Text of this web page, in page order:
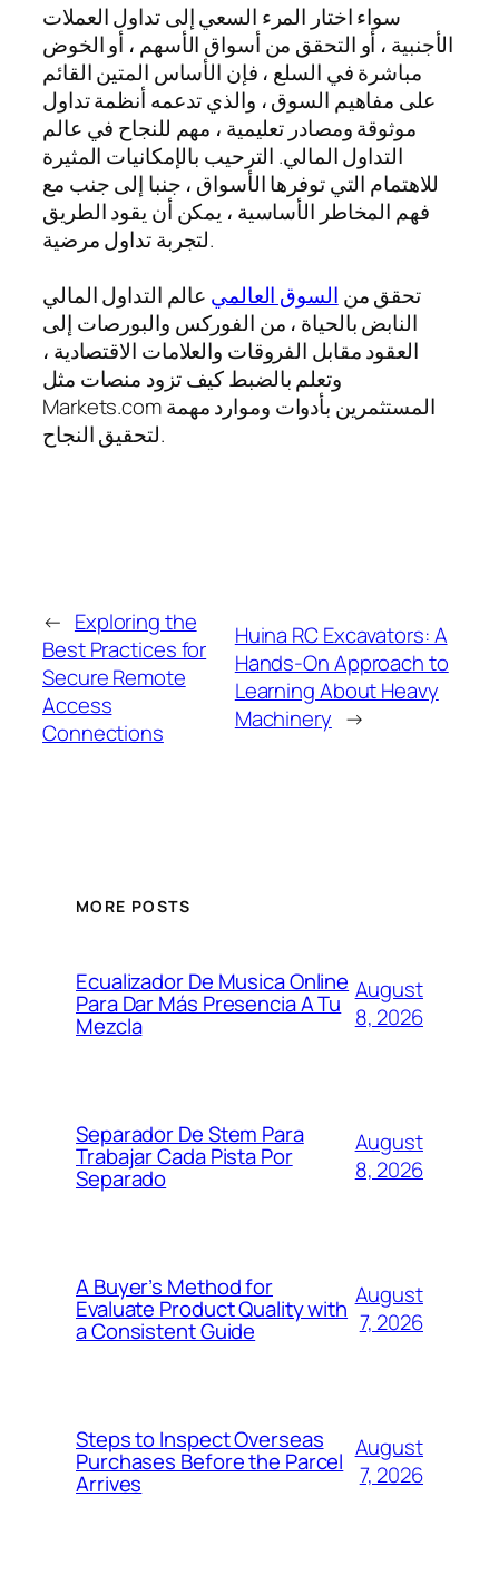
سواء اختار المرء السعي إلى تداول العملات
الأجنبية ، أو التحقق من أسواق الأسهم ، أو الخوض
مباشرة في السلع ، فإن الأساس المتين القائم
على مفاهيم السوق ، والذي تدعمه أنظمة تداول
موثوقة ومصادر تعليمية ، مهم للنجاح في عالم
التداول المالي. الترحيب بالإمكانيات المثيرة
للاهتمام التي توفرها الأسواق ، جنبا إلى جنب مع
فهم المخاطر الأساسية ، يمكن أن يقود الطريق
لتجربة تداول مرضية.
تحقق من السوق العالمي عالم التداول المالي
النابض بالحياة ، من الفوركس والبورصات إلى
العقود مقابل الفروقات والعلامات الاقتصادية ،
وتعلم بالضبط كيف تزود منصات مثل
Markets.com المستثمرين بأدوات وموارد مهمة
لتحقيق النجاح.
← Exploring the
Best Practices for
Secure Remote
Access
Connections
Huina RC Excavators: A
Hands-On Approach to
Learning About Heavy
Machinery →
MORE POSTS
Ecualizador De Musica Online
Para Dar Más Presencia A Tu
Mezcla
August
8, 2026
Separador De Stem Para
Trabajar Cada Pista Por
Separado
August
8, 2026
A Buyer’s Method for
Evaluate Product Quality with
a Consistent Guide
August
7, 2026
Steps to Inspect Overseas
Purchases Before the Parcel
Arrives
August
7, 2026